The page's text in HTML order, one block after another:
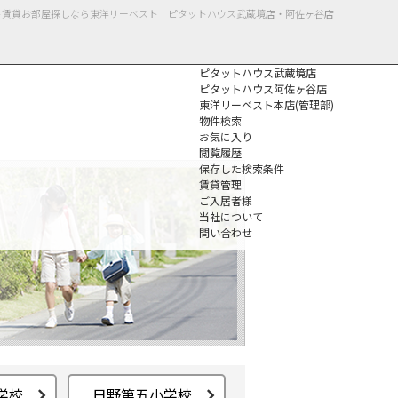
貸お部屋探しなら東洋リーベスト｜ピタットハウス武蔵境店・阿佐ヶ谷店
ピタットハウス武蔵境店
ピタットハウス阿佐ヶ谷店
東洋リーベスト本店(管理部)
物件検索
お気に入り
閲覧履歴
保存した検索条件
賃貸管理
ご入居者様
当社について
問い合わせ